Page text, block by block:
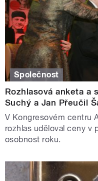
Společnost
Rozhlasová anketa a
Suchý a Jan Přeučil
V Kongresovém centru
rozhlas uděloval ceny v
osobnost roku.